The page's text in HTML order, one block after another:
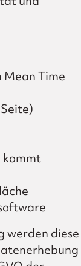
Mean Time
kommt
werden diese